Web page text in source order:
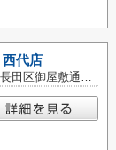
代店
兵庫県神戸市長田区御屋敷通３丁目